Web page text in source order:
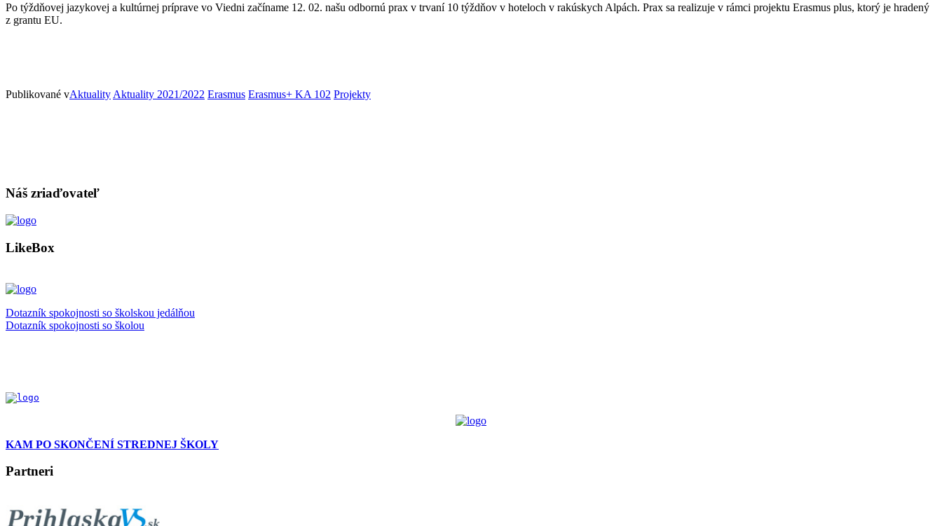
Po týždňovej jazykovej a kultúrnej príprave vo Viedni začíname 12. 02. našu odbornú prax v trvaní 10 týždňov v hoteloch v rakúskych Alpách. Prax sa realizuje v rámci projektu Erasmus plus, ktorý je hradený
z grantu EU.
Publikované vAktuality Aktuality 2021/2022 Erasmus Erasmus+ KA 102 Projekty
Náš zriaďovateľ
LikeBox
Dotazník spokojnosti so školskou jedálňou
Dotazník spokojnosti so školou
KAM PO SKONČENÍ STREDNEJ ŠKOLY
Partneri